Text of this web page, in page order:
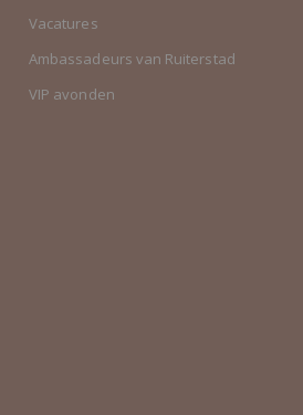
Vacatures
Ambassadeurs van Ruiterstad
VIP avonden